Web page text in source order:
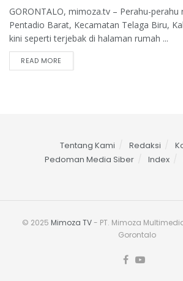
GORONTALO, mimoza.tv – Perahu-perahu
Pentadio Barat, Kecamatan Telaga Biru,
kini seperti terjebak di halaman rumah ...
READ MORE
Tentang Kami Redaksi
Pedoman Media Siber
Index
© 2025 Mimoza TV- PT. Mimoza
Gorontalo